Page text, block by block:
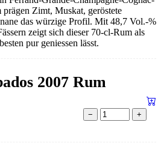
prägen Zimt, Muskat, geröstete
das würzige Profil. Mit 48,7 Vol.-%
zeigt sich dieser 70-cl-Rum als
pur geniessen lässt.
2007 Rum
− +